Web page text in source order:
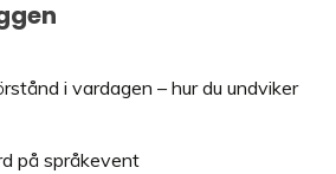
i vardagen – hur du undviker
på språkevent